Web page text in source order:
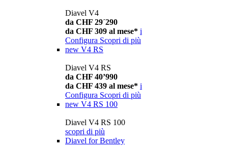
Diavel V4
da CHF 29´290
da CHF 309 al mese* i
Configura Scopri di più
new V4 RS
Diavel V4 RS
da CHF 40’990
da CHF 439 al mese* i
Configura Scopri di più
new V4 RS 100
Diavel V4 RS 100
scopri di più
Diavel for Bentley